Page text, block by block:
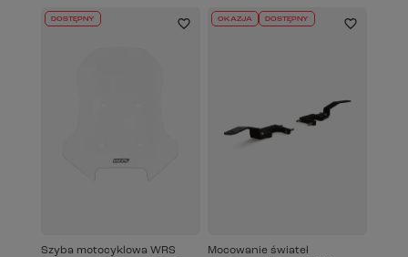
DOSTĘPNY
Szyba motocyklowa WRS
OKAZJA DOSTĘPNY
Mocowanie świateł